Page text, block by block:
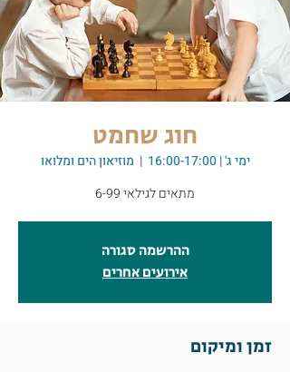
חוג שחמט
ימי ג' | 16:00-17:00
  |
מוזיאון הים ומלואו
מתאים לגילאי 6-99
ההרשמה סגורה
אירועים אחרים
זמן ומיקום